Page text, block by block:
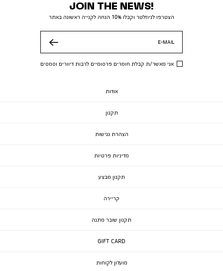
JOIN THE NEWS!
הצטרפו לניוזלטר וקבלו 10% הנחה לקנייה ראשונה באתר
E-MAIL
אני מאשר/ת קבלת חומרים פרסומיים לרבות דיוורים וסמסים
אודות
תקנון
הצהרת נגישות
מדיניות פרטיות
תקנון מבצע
קריירה
תקנון שובר מתנה
GIFT CARD
מועדון לקוחות